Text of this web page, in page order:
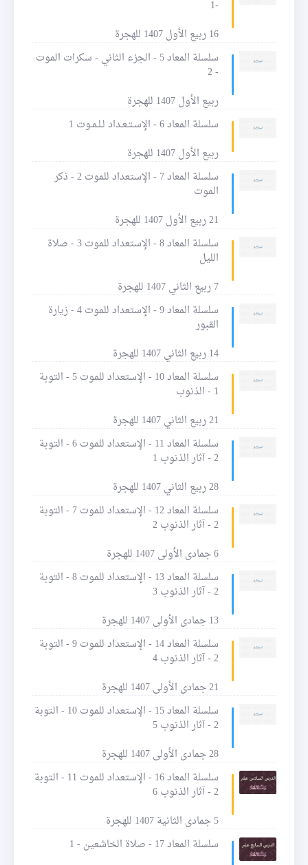
-1
16 ربيع الأول 1407 للهجرة
سلسلة المعاد 5 - الجزء الثاني - سكرات الموت
- 2
ربيع الأول 1407 للهجرة
سلسلة المعاد 6 - الإسـتـعـداد لـلـمـوت 1
ربيع الأول 1407 للهجرة
سلسلة المعاد 7 - الإستعداد للموت 2 - ذكر
الموت
21 ربيع الأول 1407 للهجرة
سلسلة المعاد 8 - الإستعداد للموت 3 - صلاة
الليل
7 ربيع الثاني 1407 للهجرة
سلسلة المعاد 9 - الإستعداد للموت 4 - زيارة
القبور
14 ربيع الثاني 1407 للهجرة
سلسلة المعاد 10 - الإستعداد للموت 5 - التوبة
1 - الذنوب
21 ربيع الثاني 1407 للهجرة
سلسلة المعاد 11 - الإستعداد للموت 6 - التوبة
2 - آثار الذنوب 1
28 ربيع الثاني 1407 للهجرة
سلسلة المعاد 12 - الإستعداد للموت 7 - التوبة
2 - آثار الذنوب 2
6 جمادى الأولى 1407 للهجرة
سلسلة المعاد 13 - الإستعداد للموت 8 - التوبة
2 - آثار الذنوب 3
13 جمادى الأولى 1407 للهجرة
سلسلة المعاد 14 - الإستعداد للموت 9 - التوبة
2 - آثار الذنوب 4
21 جمادى الأولى 1407 للهجرة
سلسلة المعاد 15 - الإستعداد للموت 10 - التوبة
2 - آثار الذنوب 5
28 جمادى الأولى 1407 للهجرة
سلسلة المعاد 16 - الإستعداد للموت 11 - التوبة
2 - آثار الذنوب 6
5 جمادى الثانية 1407 للهجرة
سلسلة المعاد 17 - صلاة الخاشعين - 1